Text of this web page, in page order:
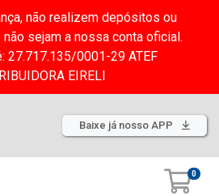
não realizem depósitos ou
sejam a nossa conta oficial.
27.717.135/0001-29 ATEF
EIRELI
Baixe já nosso APP
0